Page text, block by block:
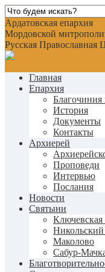
Ардатовская епархия
Мордовской
Русская Православная
Главная
Епархия
История
Документы
Контакты
Архиерей
Проповеди
Интервью
Послания
Новости
Святыни
Никольский
Маколово
Сабур-